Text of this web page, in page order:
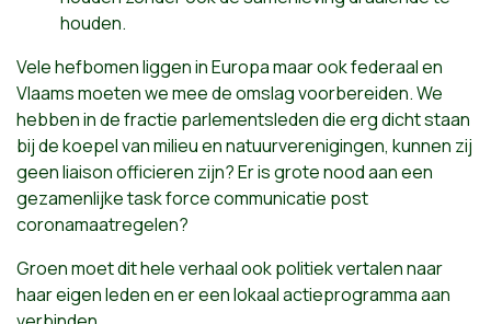
houden.
Vele hefbomen liggen in Europa maar ook federaal en
Vlaams moeten we mee de omslag voorbereiden. We
hebben in de fractie parlementsleden die erg dicht staan
bij de koepel van milieu en natuurverenigingen, kunnen zij
geen liaison officieren zijn? Er is grote nood aan een
gezamenlijke task force communicatie post
coronamaatregelen?
Groen moet dit hele verhaal ook politiek vertalen naar
haar eigen leden en er een lokaal actieprogramma aan